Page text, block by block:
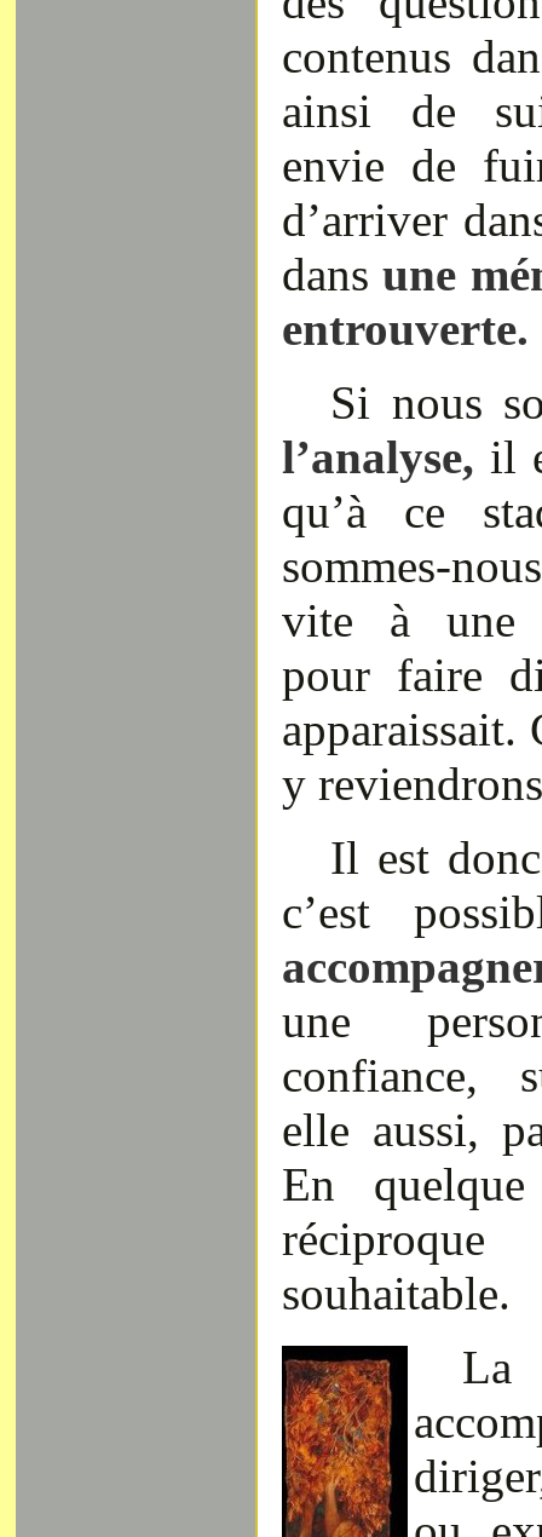
contenus
ainsi de
envie de
d’arriver
dans une
entrouverte.
Si nous
l’analyse, il
qu’à ce
sommes-
vite à une
pour faire
apparaissait.
y
Il est
c’est
une
confiance,
elle aussi,
En
souhaitable.
La